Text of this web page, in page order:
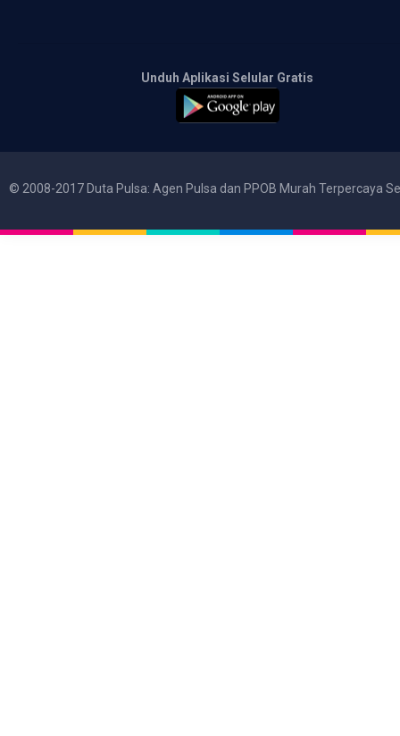
Unduh Aplikasi Selular Gratis
© 2008-2017 Duta Pulsa: Agen Pulsa dan PPOB Murah Terpercaya